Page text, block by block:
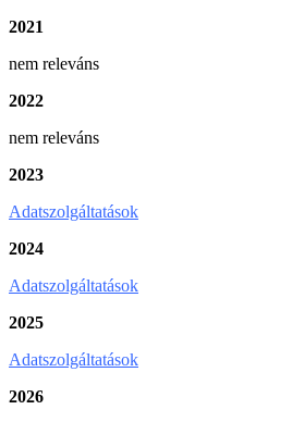
2021
nem releváns
2022
nem releváns
2023
Adatszolgáltatások
2024
Adatszolgáltatások
2025
Adatszolgáltatások
2026